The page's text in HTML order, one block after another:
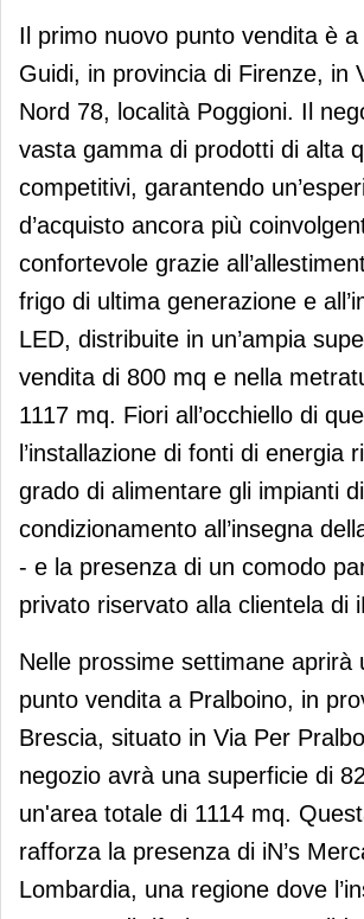
Il primo nuovo punto vendita è
Guidi, in provincia di Firenze, in
Nord 78, località Poggioni. Il
vasta gamma di prodotti di alta
competitivi, garantendo
d’acquisto ancora più
confortevole grazie
frigo di ultima generazione e
LED, distribuite in un’ampia
vendita di 800 mq e nella
1117 mq. Fiori all’occhiello di
l’installazione di fonti di energia
grado di alimentare gli impianti di
condizionamento all’insegna
- e la presenza di un comodo
privato riservato alla clientela di
Nelle prossime settimane aprirà
punto vendita a Pralboino, in
Brescia, situato in Via Per
negozio avrà una superficie di
un'area totale di 1114 mq.
rafforza la presenza di iN’s
Lombardia, una regione dove